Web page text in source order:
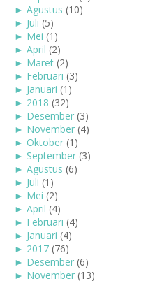
► Agustus (10)
► Juli (5)
► Mei (1)
► April (2)
► Maret (2)
► Februari (3)
► Januari (1)
► 2018 (32)
► Desember (3)
► November (4)
► Oktober (1)
► September (3)
► Agustus (6)
► Juli (1)
► Mei (2)
► April (4)
► Februari (4)
► Januari (4)
► 2017 (76)
► Desember (6)
► November (13)